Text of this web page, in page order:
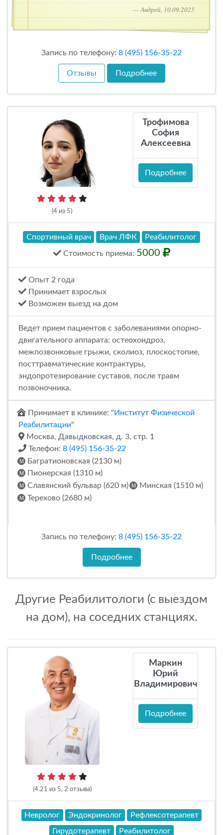
— Андрей, 10.09.2025
Запись по телефону: 8 (495) 156-35-22
Отзывы Подробнее
(4 из 5)
Трофимова
София
Алексеевна
Подробнее
Спортивный врач Врач ЛФК Реабилитолог
Стоимость приема: 5000
Опыт 2 года
Принимает взрослых
Возможен выезд на дом
Ведет прием пациентов с заболеваниями опорно-
двигательного аппарата: остеохондроз,
межпозвонковые грыжи, сколиоз, плоскостопие,
посттравматические контрактуры,
эндопротезирование суставов, после травм
позвоночника.
Принимает в клинике: "Институт Физической
Реабилитации"
Москва, Давыдковская, д. 3, стр. 1
Телефон: 8 (495) 156-35-22
Багратионовская (2130 м)
Пионерская (1310 м)
Славянский бульвар (620 м)
Минская (1510 м)
Терехово (2680 м)
Запись по телефону: 8 (495) 156-35-22
Подробнее
Другие Реабилитологи (с выездом
на дом), на соседних станциях.
(4.21 из 5, 2 отзыва)
Маркин
Юрий
Владимирович
Подробнее
Невролог Эндокринолог
Рефлексотерапевт
Гирудотерапевт
Реабилитолог